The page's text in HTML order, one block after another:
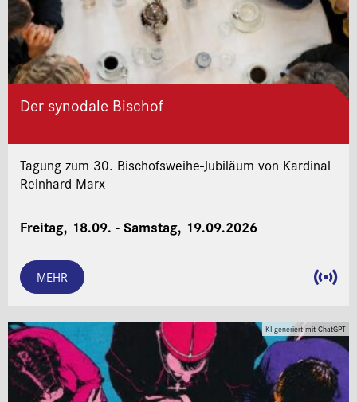
Der synodale Bischof
Tagung zum 30. Bischofsweihe-Jubiläum von Kardinal
Reinhard Marx
Freitag, 18.09. - Samstag, 19.09.2026
MEHR
KI-generiert mit ChatGPT